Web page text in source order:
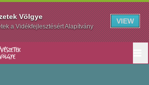
Völgye
a Vidékfejlesztésért Alapítvány
VIEW